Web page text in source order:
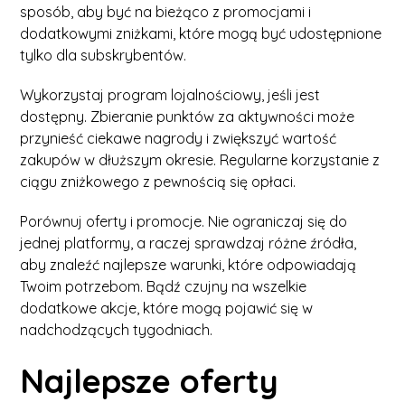
sposób, aby być na bieżąco z promocjami i
dodatkowymi zniżkami, które mogą być udostępnione
tylko dla subskrybentów.
Wykorzystaj program lojalnościowy, jeśli jest
dostępny. Zbieranie punktów za aktywności może
przynieść ciekawe nagrody i zwiększyć wartość
zakupów w dłuższym okresie. Regularne korzystanie z
ciągu zniżkowego z pewnością się opłaci.
Porównuj oferty i promocje. Nie ograniczaj się do
jednej platformy, a raczej sprawdzaj różne źródła,
aby znaleźć najlepsze warunki, które odpowiadają
Twoim potrzebom. Bądź czujny na wszelkie
dodatkowe akcje, które mogą pojawić się w
nadchodzących tygodniach.
Najlepsze oferty